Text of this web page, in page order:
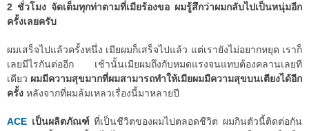
2 ชั่วโมง จัดเต็มทุกท่าตามที่เมียร้องขอ ผมรู้สึกว่าผมกลับไปเป็นหนุ่มอีก
ครั้งเลยครับ
ผมเสร็จไปแล้วครั้งหนึ่ง เมียผมก็เสร็จไปแล้ว แต่เรายังไม่อยากหยุด เราก็
เลยมีไรกันต่ออีก เช้านั้นเมียผมถึงกับหมดแรงจนแทบต้องคลานเลยที
เดียว ผมมีความสุขมากที่ผมสามารถทำให้เมียผมมีความสุขบนเตียงได้อีก
ครั้ง หลังจากที่ผมล้มเหลวเรื่องนี้มาหลายปี
ACE เป็นผลิตภัณฑ์ที่เป็นชีวิตของผมไปตลอดชีวิต ผมกินตัวนี้ติดต่อกัน